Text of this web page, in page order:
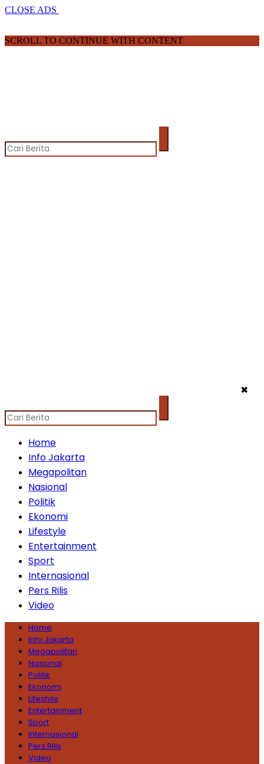
CLOSE ADS
SCROLL TO CONTINUE WITH CONTENT
✖
Home
Info Jakarta
Megapolitan
Nasional
Politik
Ekonomi
Lifestyle
Entertainment
Sport
Internasional
Pers Rilis
Video
Home
Info Jakarta
Megapolitan
Nasional
Politik
Ekonomi
Lifestyle
Entertainment
Sport
Internasional
Pers Rilis
Video